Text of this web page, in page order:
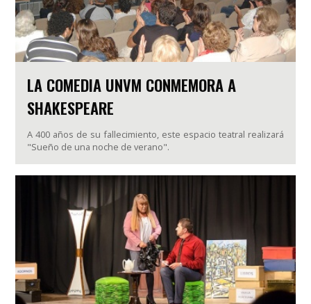
LA COMEDIA UNVM CONMEMORA A
SHAKESPEARE
A 400 años de su fallecimiento, este espacio teatral realizará
"Sueño de una noche de verano".